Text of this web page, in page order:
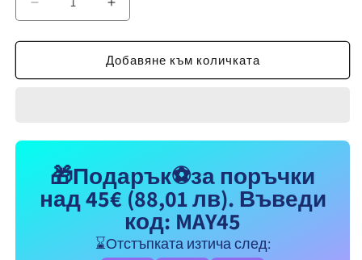
Намаляване
на
количеството
2026
Шапка,
Футбoлна
МЕСИ
Увеличаване
на
количеството
за
2026
Шапка,
на
МЕСИ
10
Аржентина
синя
Добавяне към количката
🎁Подарък⚽за поръчки
над 45€ (88,01 лв). Въведи
код: MAY45
⌛Отстъпката изтича след: